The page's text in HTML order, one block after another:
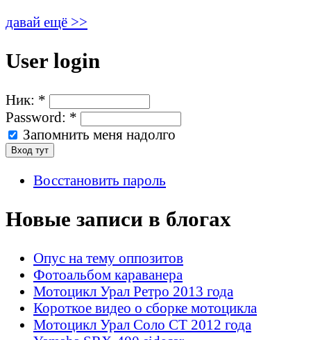
давай ещё >>
User login
Ник: *
Password: *
Запомнить меня надолго
Восстановить пароль
Новые записи в блогах
Опус на тему оппозитов
Фотоальбом караванера
Мотоцикл Урал Ретро 2013 года
Короткое видео о сборке мотоцикла
Мотоцикл Урал Соло СТ 2012 года